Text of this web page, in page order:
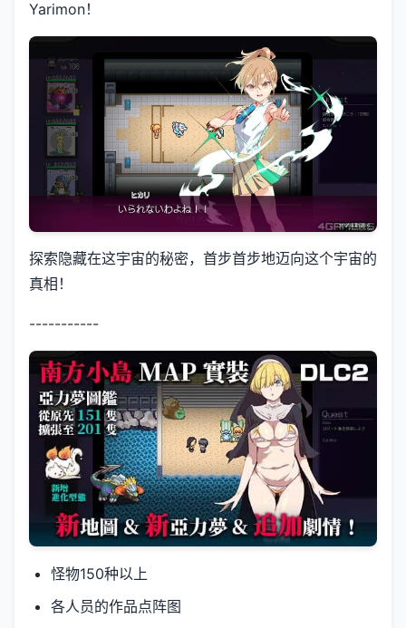
Yarimon！
探索隐藏在这宇宙的秘密，首步首步地迈向这个宇宙的
真相！
-----------
怪物150种以上
各人员的作品点阵图